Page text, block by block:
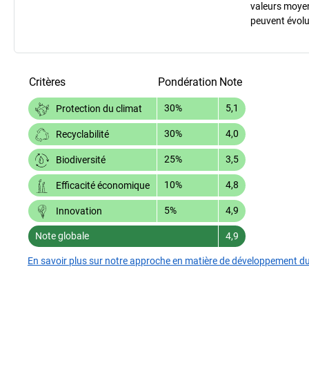
valeurs
peuvent
Critères Pondération Note
Protection du climat 30% 5,1
Recyclabilité 30% 4,0
Biodiversité 25% 3,5
Efficacité économique 10% 4,8
Innovation 5% 4,9
Note globale 4,9
En savoir plus sur notre approche en matière de développement